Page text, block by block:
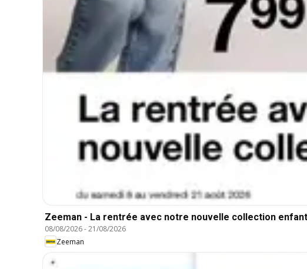
Zeeman - La rentrée avec notre nouvelle collection enfant
08/08/2026-21/08/2026
Zeeman